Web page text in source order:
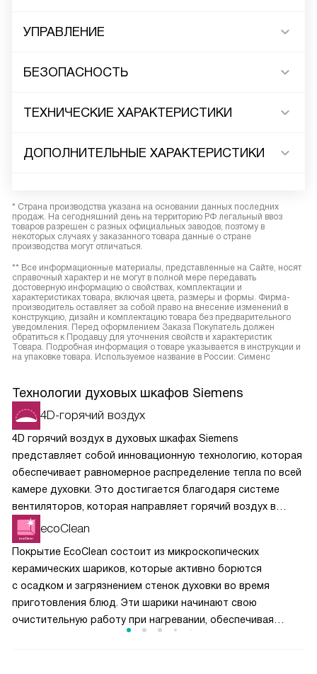
УПРАВЛЕНИЕ
БЕЗОПАСНОСТЬ
ТЕХНИЧЕСКИЕ ХАРАКТЕРИСТИКИ
ДОПОЛНИТЕЛЬНЫЕ ХАРАКТЕРИСТИКИ
* Страна производства указана на основании данных последних
продаж. На сегодняшний день на территорию РФ легальный ввоз
товаров разрешен с разных официальных заводов, поэтому в
некоторых случаях у заказанного товара данные о стране
производства могут отличаться.
** Все информационные материалы, представленные на Сайте, носят
справочный характер и не могут в полной мере передавать
достоверную информацию о свойствах, комплектации и
характеристиках товара, включая цвета, размеры и формы. Фирма-
производитель оставляет за собой право на внесение изменений в
конструкцию, дизайн и комплектацию товара без предварительного
уведомления. Перед оформлением Заказа Покупатель должен
обратиться к Продавцу для уточнения свойств и характеристик
Товара. Подробная информация о товаре указывается в инструкции и
на упаковке товара. Используемое название в России: Сименс
Технологии духовых шкафов Siemens
4D-горячий воздух
4D горячий воздух в духовых шкафах Siemens
представляет собой инновационную технологию, которая
обеспечивает равномерное распределение тепла по всей
камере духовки. Это достигается благодаря системе
вентиляторов, которая направляет горячий воздух в
четыре разных направления, создавая идеальные условия
для однородного приготовления пищи. С 4D горячим
воздухом вы можете одновременно готовить на
нескольких уровнях, не беспокоясь о смешении вкусов и
запахов. Технология гарантирует, что блюда будут
приготовлены равномерно и быстро, независимо от их
расположения в духовке.
ecoClean
Покрытие EcoClean состоит из микроскопических
керамических шариков, которые активно борются
с осадком и загрязнением стенок духовки во время
приготовления блюд. Эти шарики начинают свою
очистительную работу при нагревании, обеспечивая